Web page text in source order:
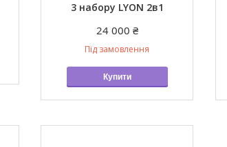
3 набору LYON 2в1
24 000 ₴
Під замовлення
Купити